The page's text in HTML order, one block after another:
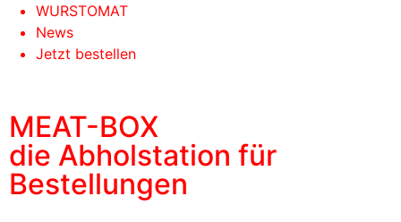
WURSTOMAT
News
Jetzt bestellen
MEAT-BOX
die Abholstation für
Bestellungen